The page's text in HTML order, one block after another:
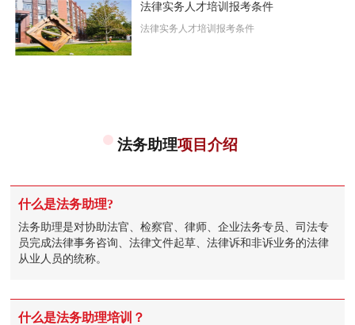
法律实务人才培训报考条件
法律实务人才培训报考条件
法务助理项目介绍
什么是法务助理?
法务助理是对协助法官、检察官、律师、企业法务专员、司法专
员完成法律事务咨询、法律文件起草、法律诉和非诉业务的法律
从业人员的统称。
什么是法务助理培训？